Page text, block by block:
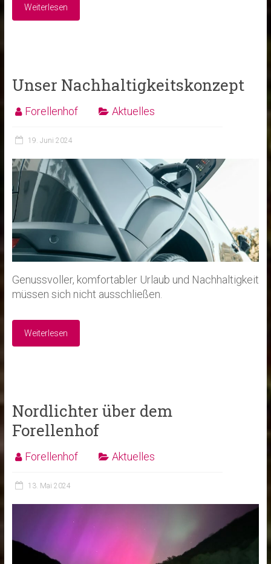
Weiterlesen
Unser Nachhaltigkeitskonzept
Forellenhof Aktuelles
19. Juni 2024
Genussvoller, komfortabler Urlaub und Nachhaltigkeit
müssen sich nicht ausschließen.
Weiterlesen
Nordlichter über dem
Forellenhof
Forellenhof Aktuelles
13. Mai 2024